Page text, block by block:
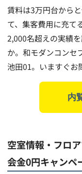
賃料は3万円台から
て、集客費用に充て
2,000名超えの実績
か。和モダンコンセ
池田01。いますぐお
内
空室情報・フロ
会金0円キャンペ